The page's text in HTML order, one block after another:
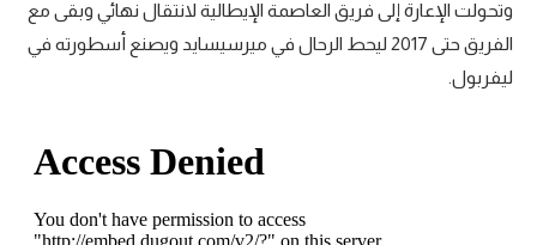
وتحولت الإعارة إلى فريق العاصمة الإيطالية لانتقال نهائي وبقى مع
الفريق حتى 2017 ليحط الرحال في ميرسيسايد ويصنع أسطورته في
ليفربول.